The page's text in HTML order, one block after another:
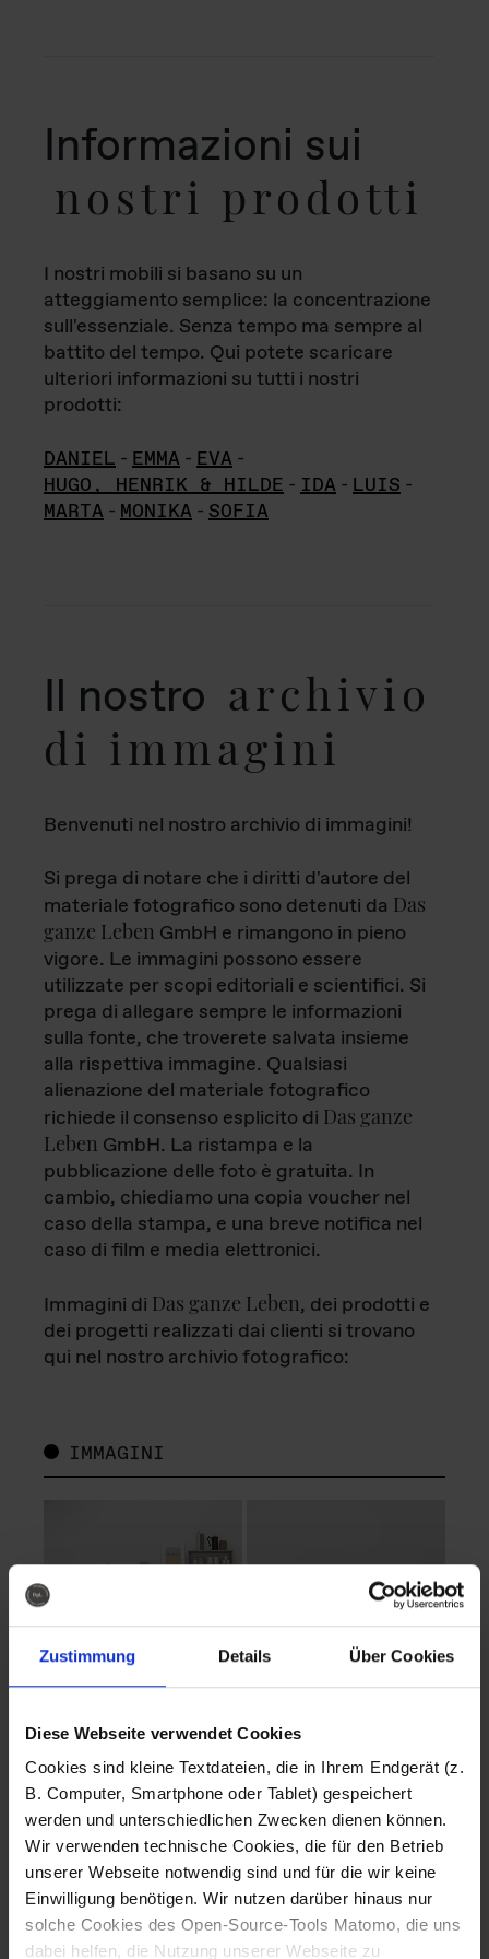
Zustimmung Details Über Cookies
Diese Webseite verwendet Cookies
Cookies sind kleine Textdateien, die in Ihrem Endgerät (z.
B. Computer, Smartphone oder Tablet) gespeichert
werden und unterschiedlichen Zwecken dienen können.
Wir verwenden technische Cookies, die für den Betrieb
unserer Webseite notwendig sind und für die wir keine
Einwilligung benötigen. Wir nutzen darüber hinaus nur
solche Cookies des Open-Source-Tools Matomo, die uns
dabei helfen, die Nutzung unserer Webseite zu
Informazioni sui
nostri prodotti
I nostri mobili si basano su un
atteggiamento semplice: la concentrazione
sull'essenziale. Senza tempo ma sempre al
battito del tempo. Qui potete scaricare
ulteriori informazioni su tutti i nostri
prodotti:
DANIEL - EMMA - EVA -
HUGO, HENRIK & HILDE - IDA - LUIS -
MARTA - MONIKA - SOFIA
Il nostro archivio
di immagini
Benvenuti nel nostro archivio di immagini!
Si prega di notare che i diritti d'autore del
materiale fotografico sono detenuti da Das
ganze Leben GmbH e rimangono in pieno
vigore. Le immagini possono essere
utilizzate per scopi editoriali e scientifici. Si
prega di allegare sempre le informazioni
sulla fonte, che troverete salvata insieme
alla rispettiva immagine. Qualsiasi
alienazione del materiale fotografico
richiede il consenso esplicito di Das ganze
Leben GmbH. La ristampa e la
pubblicazione delle foto è gratuita. In
cambio, chiediamo una copia voucher nel
caso della stampa, e una breve notifica nel
caso di film e media elettronici.
Immagini di Das ganze Leben, dei prodotti e
dei progetti realizzati dai clienti si trovano
qui nel nostro archivio fotografico:
IMMAGINI
Fotografo: Lorenz
Sternbach
Download
Fotografo: Lorenz
Sternbach
Download